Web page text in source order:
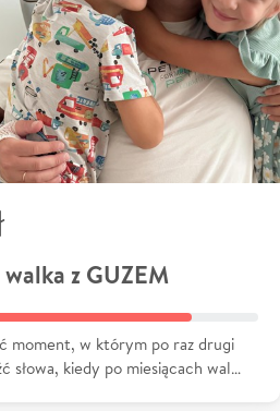
z GUZEM
moment, w którym po raz drugi
słowa, kiedy po miesiącach wal…